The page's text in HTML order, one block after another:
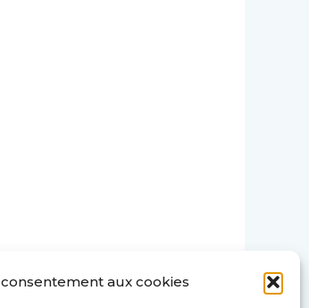
aux cookies